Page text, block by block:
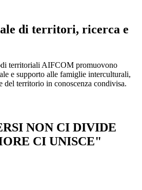
di territori, ricerca e
territoriali AIFCOM promuovono
e supporto alle famiglie interculturali,
del territorio in conoscenza condivisa.
NON CI DIVIDE
CI UNISCE"